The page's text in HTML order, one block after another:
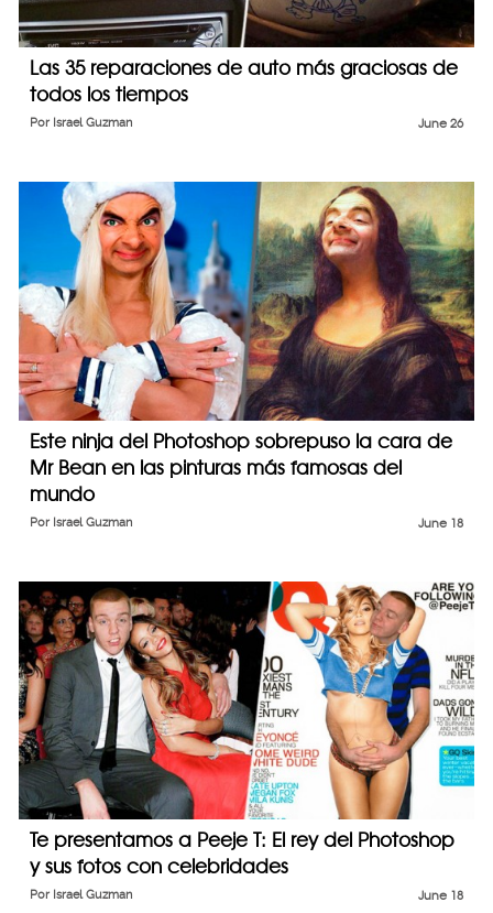
Las 35 reparaciones de auto más graciosas de
todos los tiempos
June 26
Por Israel Guzman
Este ninja del Photoshop sobrepuso la cara de
Mr Bean en las pinturas más famosas del
mundo
June 18
Por Israel Guzman
Te presentamos a Peeje T: El rey del Photoshop
y sus fotos con celebridades
June 18
Por Israel Guzman